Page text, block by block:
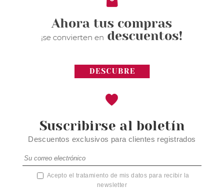
Suscribirse al boletín
Descuentos exclusivos para clientes registrados
Acepto el tratamiento de mis datos para recibir la
newsletter